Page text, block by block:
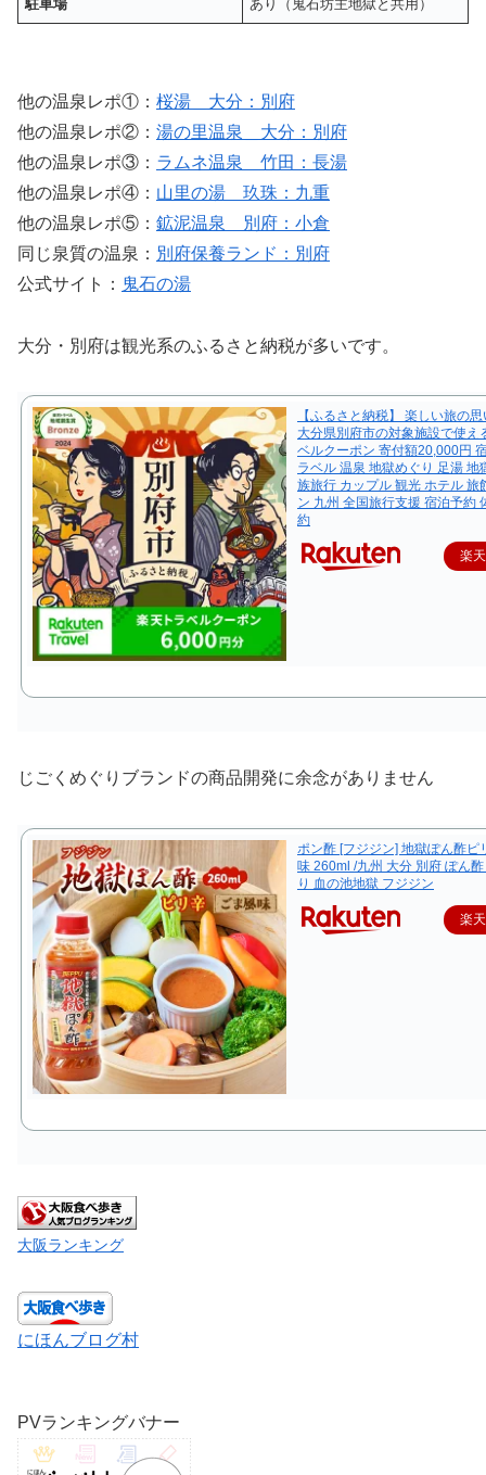
駐車場 あり（鬼石坊主地獄と共用）
他の温泉レポ①： 桜湯＿大分：別府
他の温泉レポ②： 湯の里温泉＿大分：別府
他の温泉レポ③： ラムネ温泉 竹田：長湯
他の温泉レポ④： 山里の湯 玖珠：九重
他の温泉レポ⑤： 鉱泥温泉 別府：小倉
同じ泉質の温泉： 別府保養ランド：別府
公式サイト： 鬼石の湯
大分・別府は観光系のふるさと納税が多いです。
【ふるさと納税】 楽しい旅の
大分県別府市の対象施設で使え
ベルクーポン 寄付額20,000円
ラベル 温泉 地獄めぐり 足湯 地
族旅行 カップル 観光 ホテル 旅
ン 九州 全国旅行支援 宿泊予約
約
楽
じごくめぐりブランドの商品開発に余念がありません
ポン酢 [フジジン] 地獄ぽん酢ピ
味 260ml /九州 大分 別府 ぽん
り 血の池地獄 フジジン
楽
大阪ランキング
にほんブログ村
PVランキングバナー